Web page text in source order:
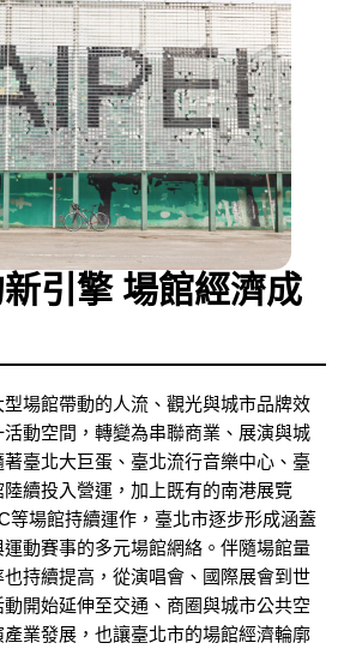
引擎 場館經濟成
場館帶動的人流、觀光與城市品牌效
動空間，轉變為串聯商業、展演與城
臺北大巨蛋、臺北流行音樂中心、臺
續投入營運，加上既有的南港展覽
等場館持續運作，臺北市逐步形成涵蓋
動賽事的多元場館網絡。伴隨場館量
持續提高，從演唱會、國際展會到世
開始延伸至交通、商圈與城市公共空
業發展，也讓臺北市的場館經濟輪廓